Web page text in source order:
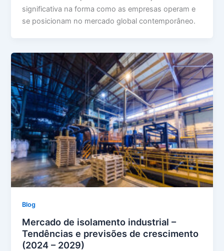
significativa na forma como as empresas operam e
se posicionam no mercado global contemporâneo.
Blog
Mercado de isolamento industrial –
Tendências e previsões de crescimento
(2024 – 2029)